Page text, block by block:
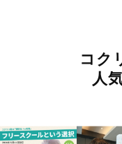
コク
人